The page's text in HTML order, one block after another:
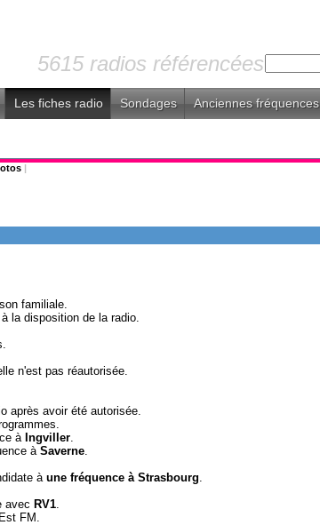
5615 radios référencées
Les fiches radio Sondages Anciennes fréquences
|
familiale.
la disposition de la radio.
n'est pas réautorisée.
après avoir été autorisée.
à Ingviller.
àSaverne.
à une fréquence à Strasbourg.
avec RV1.
FM.